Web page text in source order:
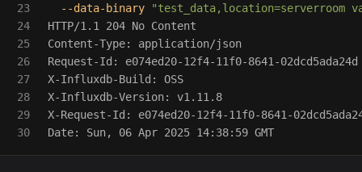
23
24
25
26
27
28
29
--data-binary
"test_data,location=serverroom
HTTP/1.1 204 No Content
Content-Type: application/json
Request-Id: e074ed20-12f4-11f0-8641-02dcd5ada24d
X-Influxdb-Build: OSS
X-Influxdb-Version: v1.11.8
X-Request-Id: e074ed20-12f4-11f0-8641-